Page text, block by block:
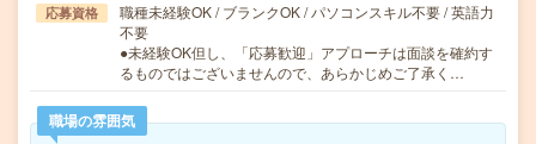
応募資格
職種未経験OK / ブランクOK / パソコンスキル不要 / 英語力
不要
●未経験OK但し、「応募歓迎」アプローチは面談を確約す
るものではございませんので、あらかじめご了承く…
職場の雰囲気